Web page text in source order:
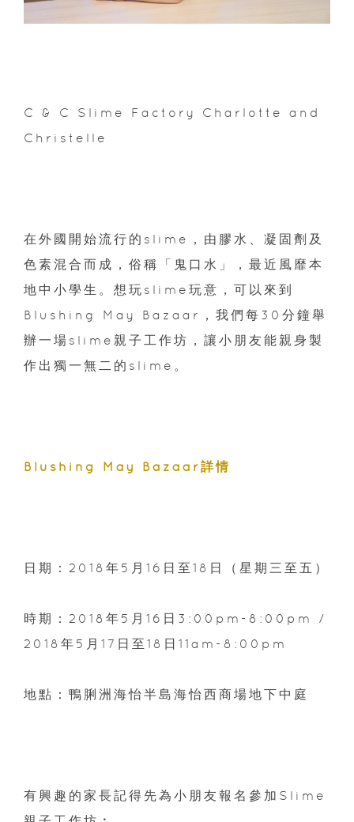
C & C Slime Factory Charlotte and
Christelle
在外國開始流行的slime，由膠水、凝固劑及
色素混合而成，俗稱「鬼口水」，最近風靡本
地中小學生。想玩slime玩意，可以來到
Blushing May Bazaar，我們每30分鐘舉
辦一場slime親子工作坊，讓小朋友能親身製
作出獨一無二的slime。
Blushing May Bazaar詳情
日期：2018年5月16日至18日（星期三至五）
時期：2018年5月16日3:00pm-8:00pm /
2018年5月17日至18日11am-8:00pm
地點：鴨脷洲海怡半島海怡西商場地下中庭
有興趣的家長記得先為小朋友報名參加Slime